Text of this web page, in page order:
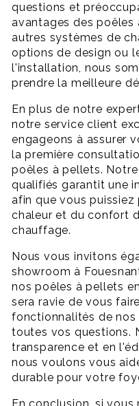
questions et
avantages des
autres systèmes de
options de design ou
l'installation, nous
prendre la meilleure
En plus de notre
notre service client
engageons à assurer
la première
poêles à pellets.
qualifiés garantit une
afin que vous
chaleur et du confort
chauffage.
Nous vous invitons
showroom à
nos poêles à pellets
sera ravie de vous
fonctionnalités de
toutes vos questions.
transparence et en
nous voulons vous
durable pour votre